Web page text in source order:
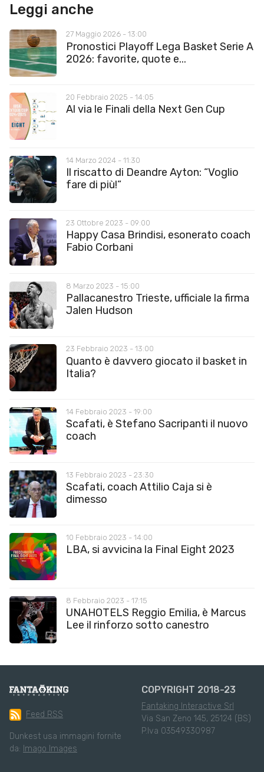
Leggi anche
27 Maggio 2026 - 13:00
Pronostici Playoff Lega Basket Serie A
2026: favorite, quote e...
20 Febbraio 2025 - 14:05
Al via le Finali della Next Gen Cup
14 Marzo 2024 - 11:30
Il riscatto di Deandre Ayton: “Voglio
fare di più!”
23 Ottobre 2023 - 09:00
Happy Casa Brindisi, esonerato coach
Fabio Corbani
8 Marzo 2023 - 15:00
Pallacanestro Trieste, ufficiale la firma
Jalen Hudson
23 Febbraio 2023 - 13:00
Quanto è davvero giocato il basket in
Italia?
14 Febbraio 2023 - 19:00
Scafati, è Stefano Sacripanti il nuovo
coach
13 Febbraio 2023 - 23:30
Scafati, coach Attilio Caja si è
dimesso
10 Febbraio 2023 - 14:00
LBA, si avvicina la Final Eight 2023
8 Febbraio 2023 - 17:15
UNAHOTELS Reggio Emilia, è Marcus
Lee il rinforzo sotto canestro
Feed RSS
Dunkest usa immagini fornite
da: Imago Images
COPYRIGHT 2018-23
Fantaking Interactive Srl
Via San Zeno 145, 25124 (BS)
P.Iva 03549330987